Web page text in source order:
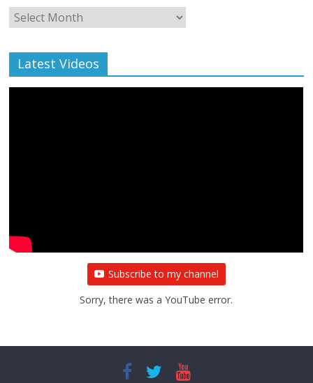
Monthly
Archive
Latest Videos
Subscribe to my channel
Sorry, there was a YouTube error.